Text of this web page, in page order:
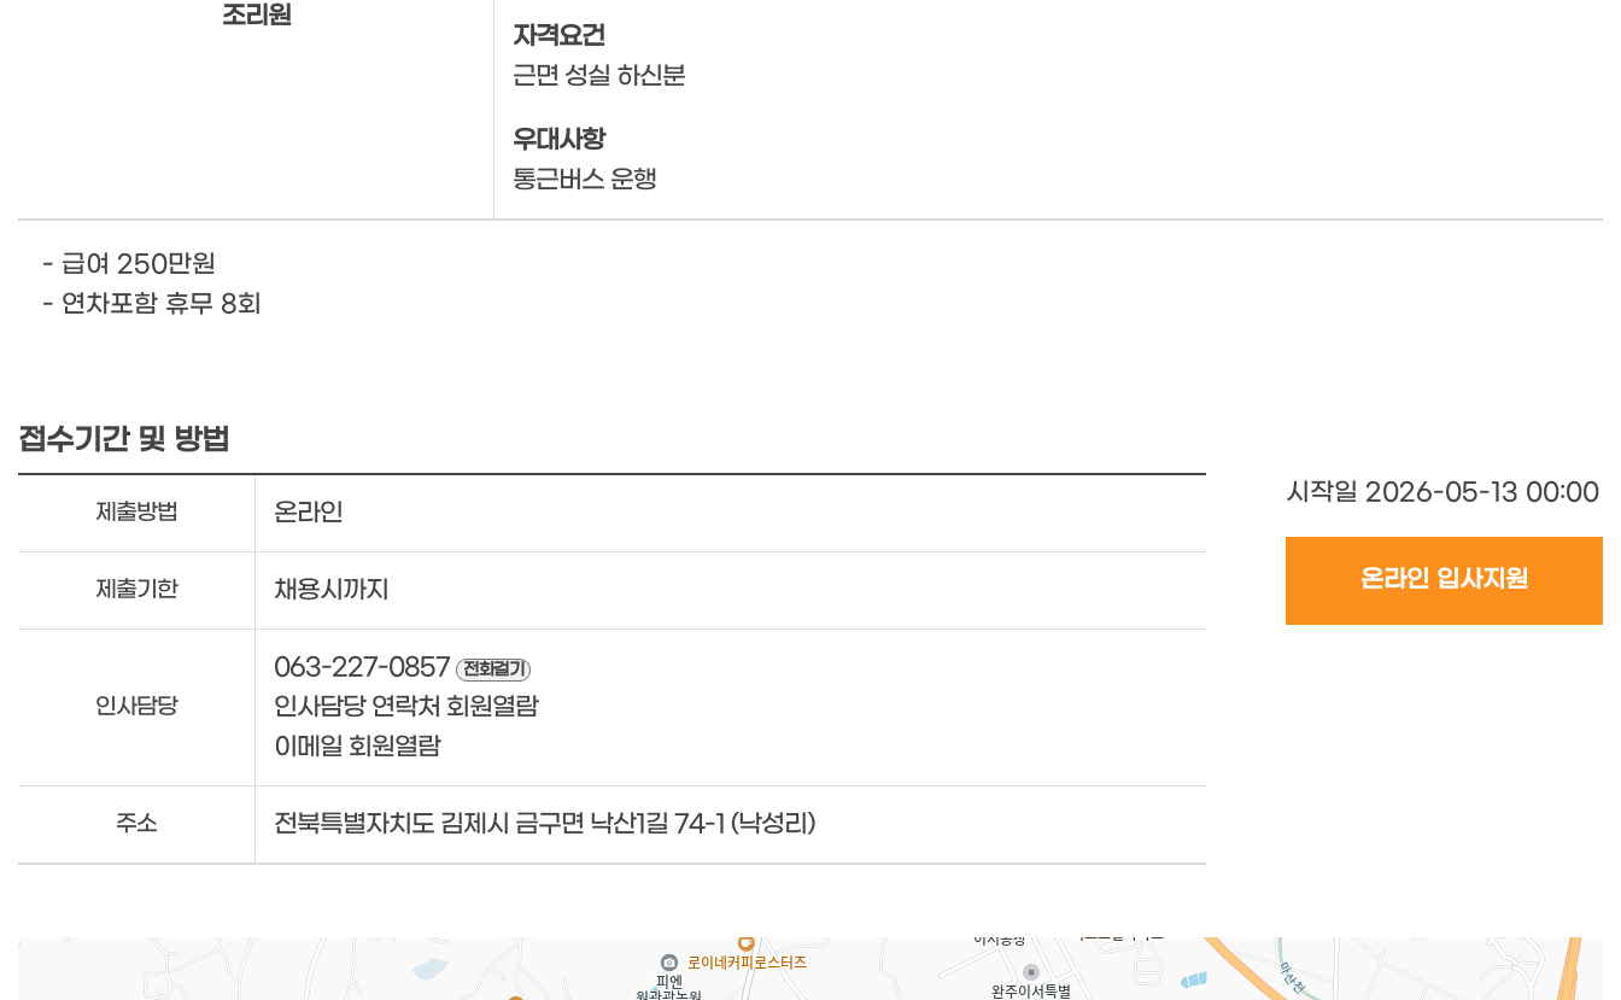
조리원
자격요건
근면 성실 하신분
우대사항
통근버스 운행
- 급여 250만원
- 연차포함 휴무 8회
접수기간 및 방법
제출방법 온라인
제출기한 채용시까지
인사담당
063-227-0857 전화걸기
인사담당 연락처 회원열람
이메일 회원열람
주소 전북특별자치도 김제시 금구면 낙산1길 74-1 (낙성리)
시작일 2026-05-13 00:00
온라인 입사지원